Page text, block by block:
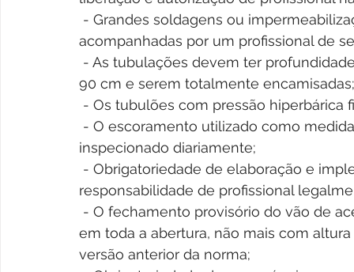
acompanhadas por um profissional de
90 cm e serem totalmente encamisadas;
- Os tubulões com pressão hiperbárica
inspecionado diariamente;
responsabilidade de profissional
em toda a abertura, não mais com
versão anterior da norma;